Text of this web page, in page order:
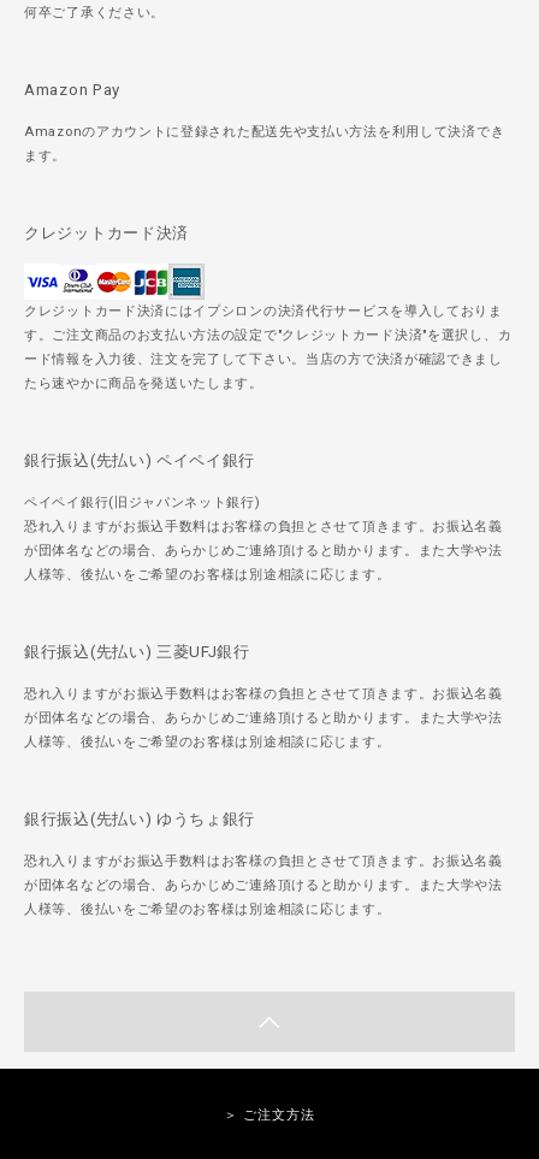
何卒ご了承ください。
Amazon Pay
Amazonのアカウントに登録された配送先や支払い方法を利用して決済でき
ます。
クレジットカード決済
クレジットカード決済にはイプシロンの決済代行サービスを導入しておりま
す。ご注文商品のお支払い方法の設定で"クレジットカード決済"を選択し、カ
ード情報を入力後、注文を完了して下さい。当店の方で決済が確認できまし
たら速やかに商品を発送いたします。
銀行振込(先払い) ペイペイ銀行
ペイペイ銀行(旧ジャパンネット銀行)
恐れ入りますがお振込手数料はお客様の負担とさせて頂きます。お振込名義
が団体名などの場合、あらかじめご連絡頂けると助かります。また大学や法
人様等、後払いをご希望のお客様は別途相談に応じます。
銀行振込(先払い) 三菱UFJ銀行
恐れ入りますがお振込手数料はお客様の負担とさせて頂きます。お振込名義
が団体名などの場合、あらかじめご連絡頂けると助かります。また大学や法
人様等、後払いをご希望のお客様は別途相談に応じます。
銀行振込(先払い) ゆうちょ銀行
恐れ入りますがお振込手数料はお客様の負担とさせて頂きます。お振込名義
が団体名などの場合、あらかじめご連絡頂けると助かります。また大学や法
人様等、後払いをご希望のお客様は別途相談に応じます。
＞ ご注文方法